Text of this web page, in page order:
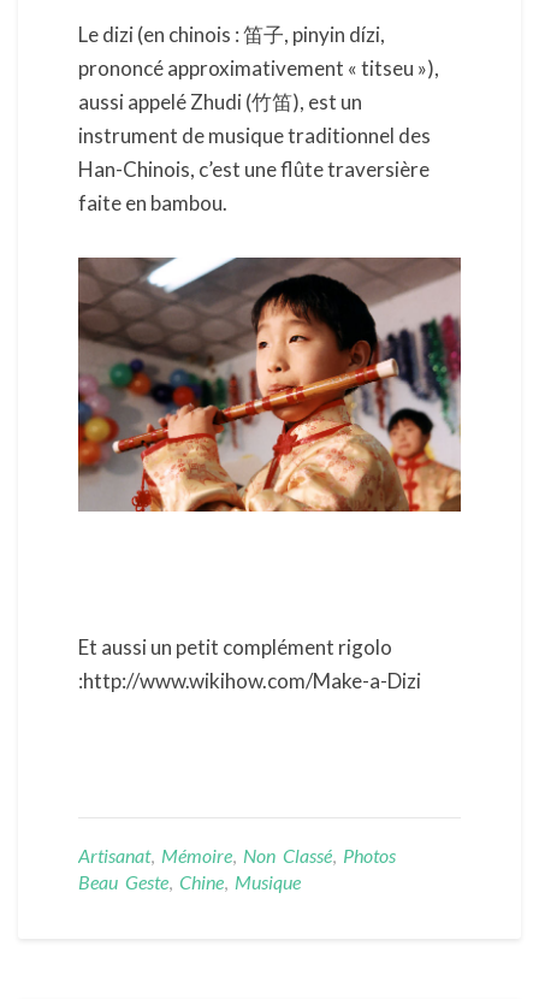
Le dizi (en chinois : 笛子, pinyin dízi,
prononcé approximativement « titseu »),
aussi appelé Zhudi (竹笛), est un
instrument de musique traditionnel des
Han-Chinois, c’est une flûte traversière
faite en bambou.
Et aussi un petit complément rigolo
:http://www.wikihow.com/Make-a-Dizi
Artisanat, Mémoire, Non Classé, Photos
Beau Geste, Chine, Musique